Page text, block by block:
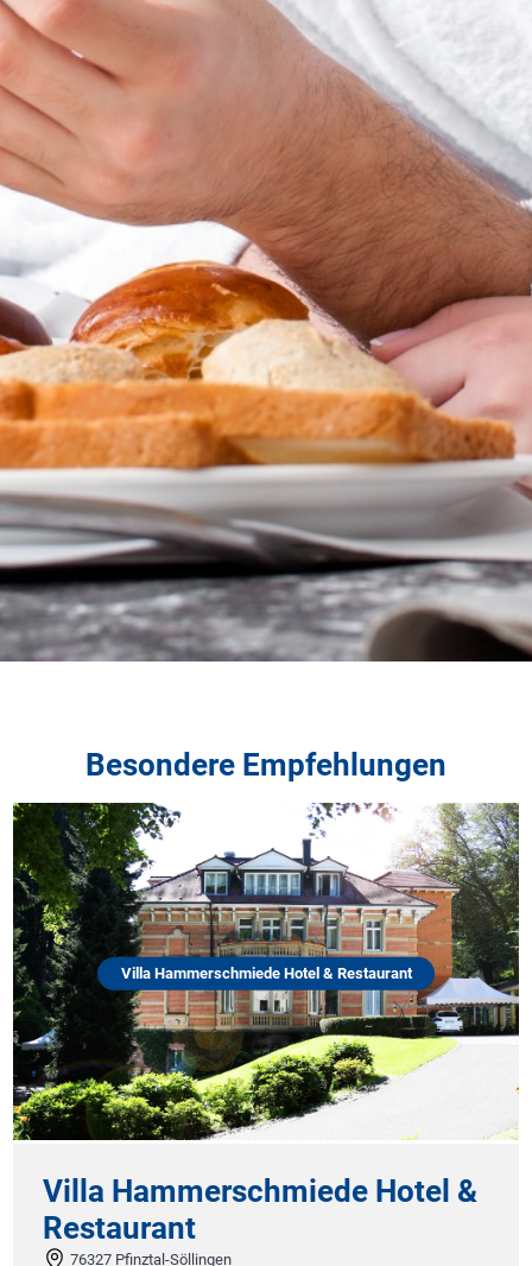
Besondere Empfehlungen
Villa Hammerschmiede Hotel & Restaurant
Villa Hammerschmiede Hotel &
Restaurant
76327 Pfinztal-Söllingen